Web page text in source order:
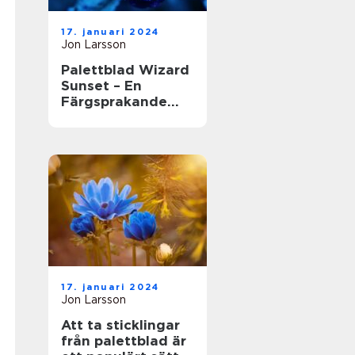
17. januari 2024
Jon Larsson
Palettblad Wizard
Sunset – En
Färgsprakande
17. januari 2024
Jon Larsson
Att ta sticklingar
från palettblad är